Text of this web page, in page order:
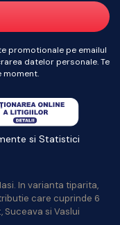
promotionale pe emailul
datelor personale. Te
moment.
In varianta tiparita,
care cuprinde 6
Suceava si Vaslui